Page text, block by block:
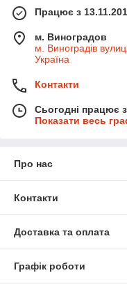
Працює з
м. Виноградов
м. Виноградів
Україна
Контакти
Сьогодні працює
Показати весь
Про нас
Контакти
Доставка та оплата
Графік роботи